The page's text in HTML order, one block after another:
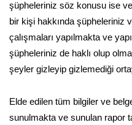
şüpheleriniz söz konusu ise
bir kişi hakkında şüpheleriniz
çalışmaları yapılmakta ve
şüpheleriniz de haklı olup
şeyler gizleyip gizlemediği
Elde edilen tüm bilgiler ve
sunulmakta ve sunulan rapor